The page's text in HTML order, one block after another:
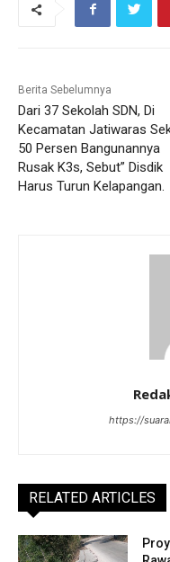
Berita Sebelumnya
Dari 37 Sekolah SDN, Di
Kecamatan Jatiwaras
50 Persen Bangunannya
Rusak K3s, Sebut” Disdik
Harus Turun Kelapangan.
https://
RELATED ARTICLES